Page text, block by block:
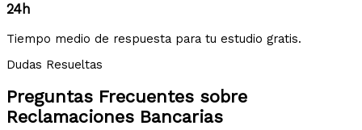
24h
Tiempo medio de respuesta para tu estudio gratis.
Dudas Resueltas
Preguntas Frecuentes sobre
Reclamaciones Bancarias